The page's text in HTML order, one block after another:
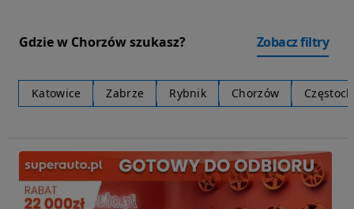
Gdzie w Chorzów szukasz? Zobacz filtry
Katowice Zabrze Rybnik Chorzów